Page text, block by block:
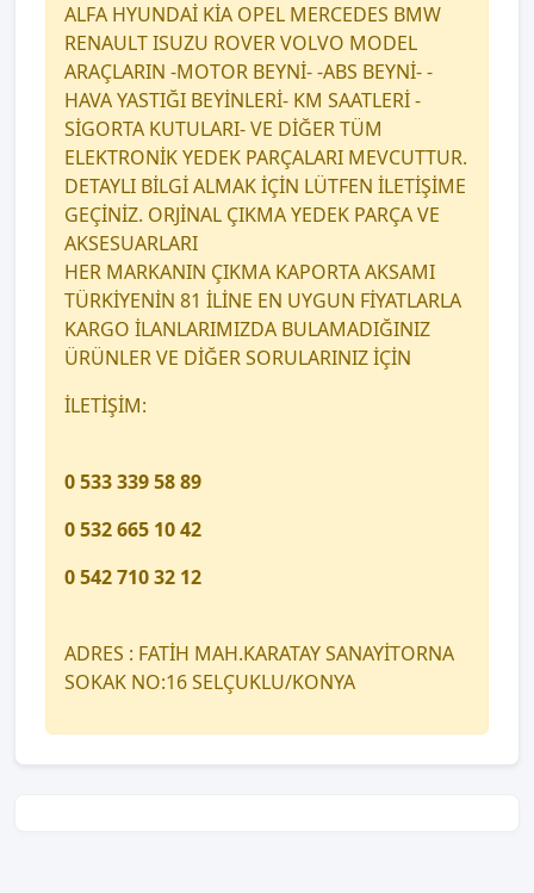
ALFA HYUNDAİ KİA OPEL MERCEDES BMW
RENAULT ISUZU ROVER VOLVO MODEL
ARAÇLARIN -MOTOR BEYNİ- -ABS BEYNİ- -
HAVA YASTIĞI BEYİNLERİ- KM SAATLERİ -
SİGORTA KUTULARI- VE DİĞER TÜM
ELEKTRONİK YEDEK PARÇALARI MEVCUTTUR.
DETAYLI BİLGİ ALMAK İÇİN LÜTFEN İLETİŞİME
GEÇİNİZ. ORJİNAL ÇIKMA YEDEK PARÇA VE
AKSESUARLARI
HER MARKANIN ÇIKMA KAPORTA AKSAMI
TÜRKİYENİN 81 İLİNE EN UYGUN FİYATLARLA
KARGO İLANLARIMIZDA BULAMADIĞINIZ
ÜRÜNLER VE DİĞER SORULARINIZ İÇİN
İLETİŞİM:
0 533 339 58 89
0 532 665 10 42
0 542 710 32 12
ADRES : FATİH MAH.KARATAY SANAYİTORNA
SOKAK NO:16 SELÇUKLU/KONYA